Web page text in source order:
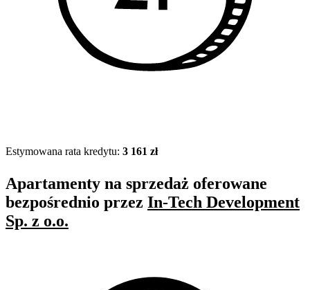
Estymowana rata kredytu: 3 161 zł
Apartamenty na sprzedaż oferowane
bezpośrednio przez In-Tech Development
Sp. z o.o.